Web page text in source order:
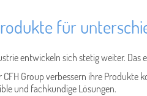
für
entwickeln sich stetig weiter.
Group verbessern ihre
und fachkundige Lösungen.